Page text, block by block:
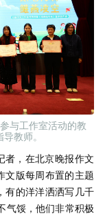
与工作室活动的教
教师。
者，在北京晚报作文
文版每周布置的主题
有的洋洋洒洒写几千
气馁，他们非常积极